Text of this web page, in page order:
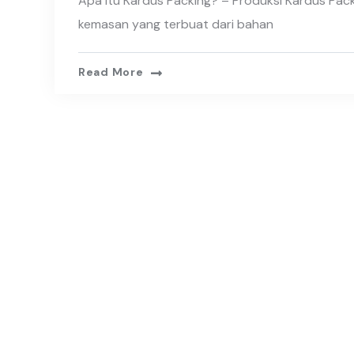
kemasan yang terbuat dari bahan
Read More